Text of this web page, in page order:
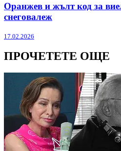
Оранжев и жълт код за
снеговалеж
17.02.2026
ПРОЧЕТЕТЕ ОЩЕ